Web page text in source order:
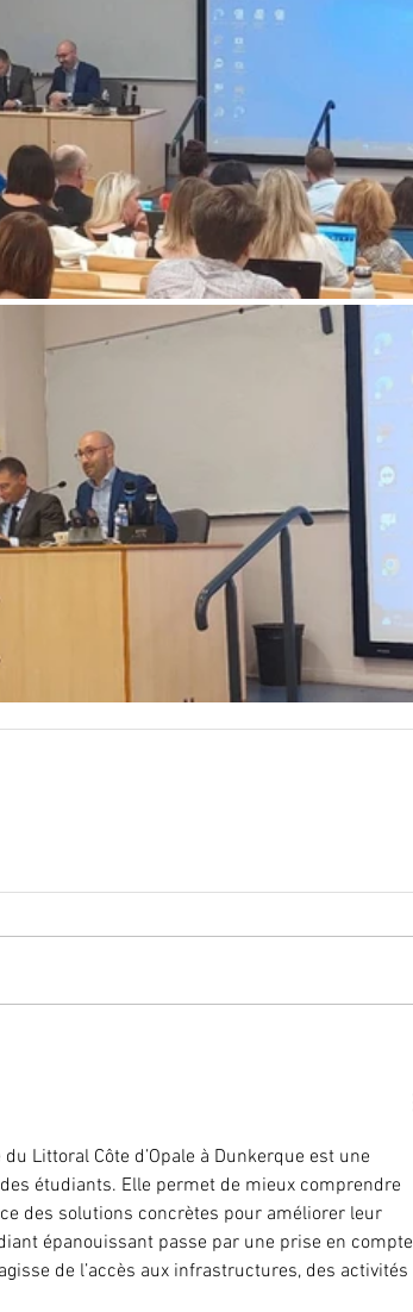
Littoral Côte d’Opale à Dunkerque est une
étudiants. Elle permet de mieux comprendre
des solutions concrètes pour améliorer leur
épanouissant passe par une prise en compte
de l’accès aux infrastructures, des activités